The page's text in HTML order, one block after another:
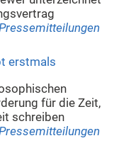
erstmals
für die Zeit,
schreiben